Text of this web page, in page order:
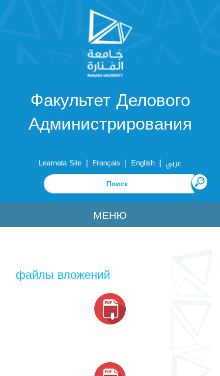
Факультет Делового
Администрирования
Learnata Site | Français | English | عربي
МЕНЮ
файлы вложений